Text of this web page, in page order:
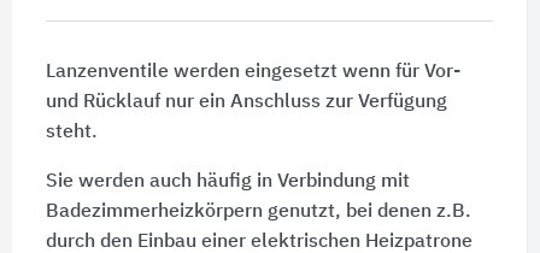
Lanzenventile werden eingesetzt wenn für Vor-
und Rücklauf nur ein Anschluss zur Verfügung
steht.
Sie werden auch häufig in Verbindung mit
Badezimmerheizkörpern genutzt, bei denen z.B.
durch den Einbau einer elektrischen Heizpatrone